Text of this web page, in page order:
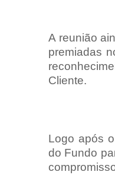
A reunião
premiadas
Cliente.
Logo após
do Fundo